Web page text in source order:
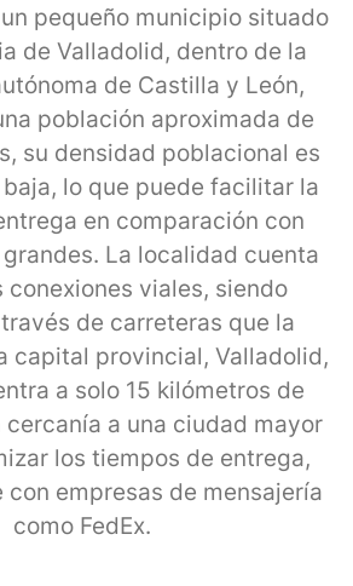
pequeño municipio situado
de Valladolid, dentro de la
de Castilla y León,
población aproximada de
su densidad poblacional es
lo que puede facilitar la
en comparación con
La localidad cuenta
conexiones viales, siendo
de carreteras que la
capital provincial, Valladolid,
a solo 15 kilómetros de
cercanía a una ciudad mayor
los tiempos de entrega,
empresas de mensajería
como FedEx.